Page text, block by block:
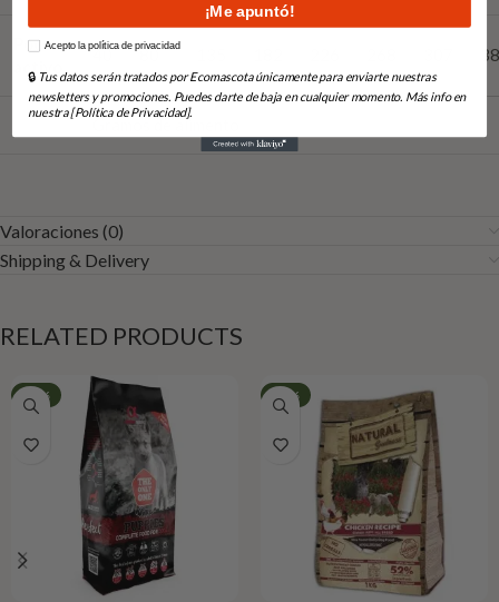
Poco
activo
40 80
Gramos de alimento
Valoraciones (0)
Shipping & Delivery
RELATED PRODUCTS
-49% -10%
¡Me apuntó!
How would you like to hear from us?
Acepto la política de privacidad
🔒 Tus datos serán tratados por Ecomascota únicamente para enviarte nuestras
newsletters y promociones. Puedes darte de baja en cualquier momento. Más info en
nuestra [Política de Privacidad].